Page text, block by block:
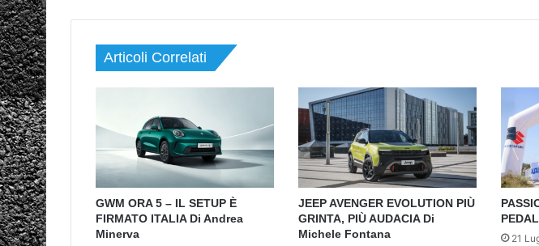
Articoli Correlati
GWM ORA 5 – IL SETUP È
FIRMATO ITALIA Di Andrea
Minerva
JEEP AVENGER EVOLUTION PIÙ
GRINTA, PIÙ AUDACIA Di
Michele Fontana
21